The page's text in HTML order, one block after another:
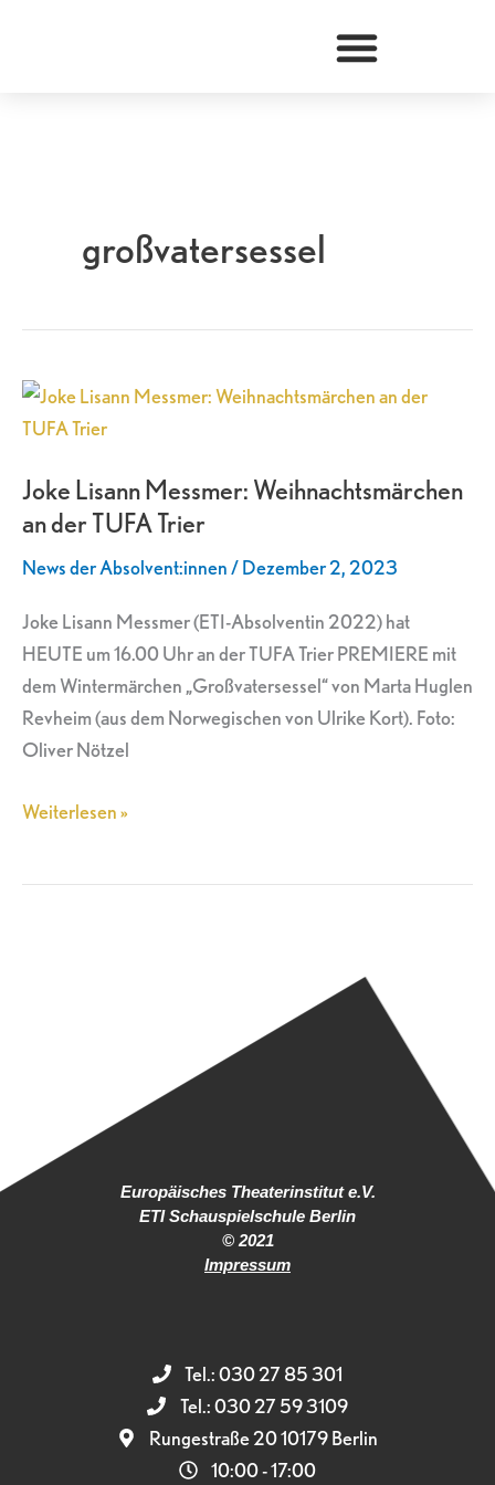
großvatersessel
Joke Lisann Messmer: Weihnachtsmärchen
an der TUFA Trier
News der Absolvent:innen/Dezember 2, 2023
Joke Lisann Messmer (ETI-Absolventin 2022) hat
HEUTE um 16.00 Uhr an der TUFA Trier PREMIERE mit
dem Wintermärchen „Großvatersessel“ von Marta Huglen
Revheim (aus dem Norwegischen von Ulrike Kort). Foto:
Oliver Nötzel
Joke
Lisann
Weihnachtsmärchen
an
der
Trier
Weiterlesen »
Europäisches Theaterinstitut e.V.
ETI Schauspielschule Berlin
© 2021
Impressum
Tel.: 030 27 85 301
Tel.: 030 27 59 3109
Rungestraße 20 10179 Berlin
10:00 - 17:00